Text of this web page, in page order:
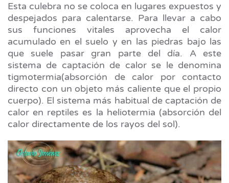
Esta culebra no se coloca en lugares expuestos y
despejados para calentarse. Para llevar a cabo
sus funciones vitales aprovecha el calor
acumulado en el suelo y en las piedras bajo las
que suele pasar gran parte del día. A este
sistema de captación de calor se le denomina
tigmotermia(absorción de calor por contacto
directo con un objeto más caliente que el propio
cuerpo). El sistema más habitual de captación de
calor en reptiles es la heliotermia (absorción del
calor directamente de los rayos del sol).